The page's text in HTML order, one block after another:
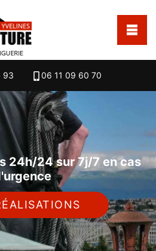
93 06 11 09 60 70
24h/24 sur 7j/7 en cas